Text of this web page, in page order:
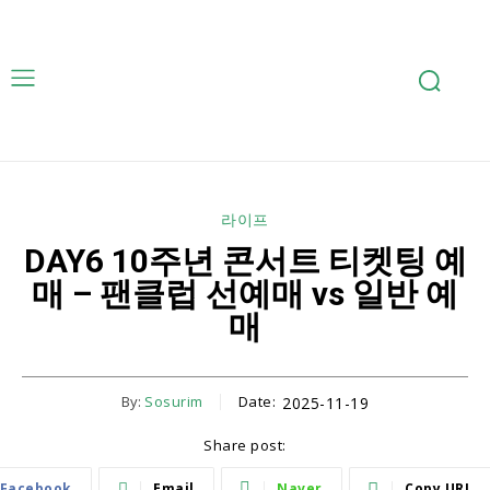
라이프
DAY6 10주년 콘서트 티켓팅 예
매 – 팬클럽 선예매 vs 일반 예
매
By: Sosurim Date: 2025-11-19
Share post: